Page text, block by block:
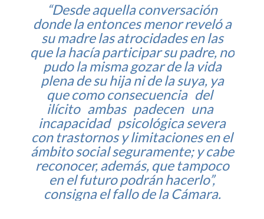
“Desde aquella conversación
donde la entonces menor reveló a
su madre las atrocidades en las
que la hacía participar su padre, no
pudo la misma gozar de la vida
plena de su hija ni de la suya, ya
que como consecuencia del
ilícito ambas padecen una
incapacidad psicológica severa
con trastornos y limitaciones en el
ámbito social seguramente; y cabe
reconocer, además, que tampoco
en el futuro podrán hacerlo”,
consigna el fallo de la Cámara.